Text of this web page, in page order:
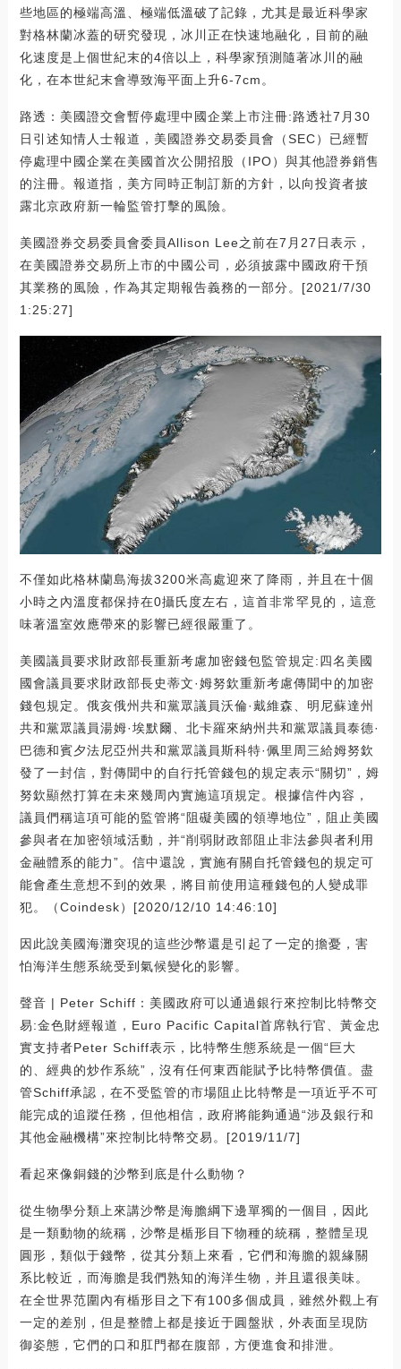
些地區的極端高溫、極端低溫破了記錄，尤其是最近科學家
對格林蘭冰蓋的研究發現，冰川正在快速地融化，目前的融
化速度是上個世紀末的4倍以上，科學家預測隨著冰川的融
化，在本世紀末會導致海平面上升6-7cm。
路透：美國證交會暫停處理中國企業上市注冊:路透社7月30
日引述知情人士報道，美國證券交易委員會（SEC）已經暫
停處理中國企業在美國首次公開招股（IPO）與其他證券銷售
的注冊。報道指，美方同時正制訂新的方針，以向投資者披
露北京政府新一輪監管打擊的風險。
美國證券交易委員會委員Allison Lee之前在7月27日表示，
在美國證券交易所上市的中國公司，必須披露中國政府干預
其業務的風險，作為其定期報告義務的一部分。[2021/7/30
1:25:27]
不僅如此格林蘭島海拔3200米高處迎來了降雨，并且在十個
小時之內溫度都保持在0攝氏度左右，這首非常罕見的，這意
味著溫室效應帶來的影響已經很嚴重了。
美國議員要求財政部長重新考慮加密錢包監管規定:四名美國
國會議員要求財政部長史蒂文·姆努欽重新考慮傳聞中的加密
錢包規定。俄亥俄州共和黨眾議員沃倫·戴維森、明尼蘇達州
共和黨眾議員湯姆·埃默爾、北卡羅來納州共和黨眾議員泰德·
巴德和賓夕法尼亞州共和黨眾議員斯科特·佩里周三給姆努欽
發了一封信，對傳聞中的自行托管錢包的規定表示“關切”，姆
努欽顯然打算在未來幾周內實施這項規定。根據信件內容，
議員們稱這項可能的監管將“阻礙美國的領導地位”，阻止美國
參與者在加密領域活動，并“削弱財政部阻止非法參與者利用
金融體系的能力”。信中還說，實施有關自托管錢包的規定可
能會產生意想不到的效果，將目前使用這種錢包的人變成罪
犯。（Coindesk）[2020/12/10 14:46:10]
因此說美國海灘突現的這些沙幣還是引起了一定的擔憂，害
怕海洋生態系統受到氣候變化的影響。
聲音 | Peter Schiff：美國政府可以通過銀行來控制比特幣交
易:金色財經報道，Euro Pacific Capital首席執行官、黃金忠
實支持者Peter Schiff表示，比特幣生態系統是一個“巨大
的、經典的炒作系統”，沒有任何東西能賦予比特幣價值。盡
管Schiff承認，在不受監管的市場阻止比特幣是一項近乎不可
能完成的追蹤任務，但他相信，政府將能夠通過“涉及銀行和
其他金融機構”來控制比特幣交易。[2019/11/7]
看起來像銅錢的沙幣到底是什么動物？
從生物學分類上來講沙幣是海膽綱下邊單獨的一個目，因此
是一類動物的統稱，沙幣是楯形目下物種的統稱，整體呈現
圓形，類似于錢幣，從其分類上來看，它們和海膽的親緣關
系比較近，而海膽是我們熟知的海洋生物，并且還很美味。
在全世界范圍內有楯形目之下有100多個成員，雖然外觀上有
一定的差別，但是整體上都是接近于圓盤狀，外表面呈現防
御姿態，它們的口和肛門都在腹部，方便進食和排泄。